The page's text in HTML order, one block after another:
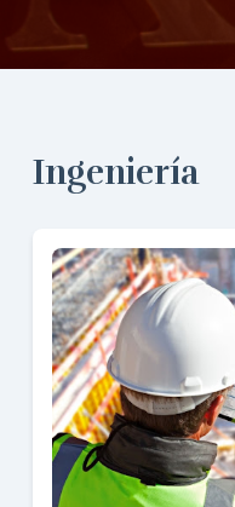
Ingeniería